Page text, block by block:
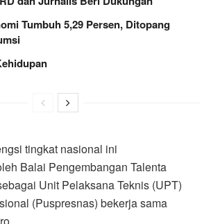
Tumbuh 5,29 Persen, Ditopang
tingkat nasional ini
Balai Pengembangan Talenta
Unit Pelaksana Teknis (UPT)
(Puspresnas) bekerja sama